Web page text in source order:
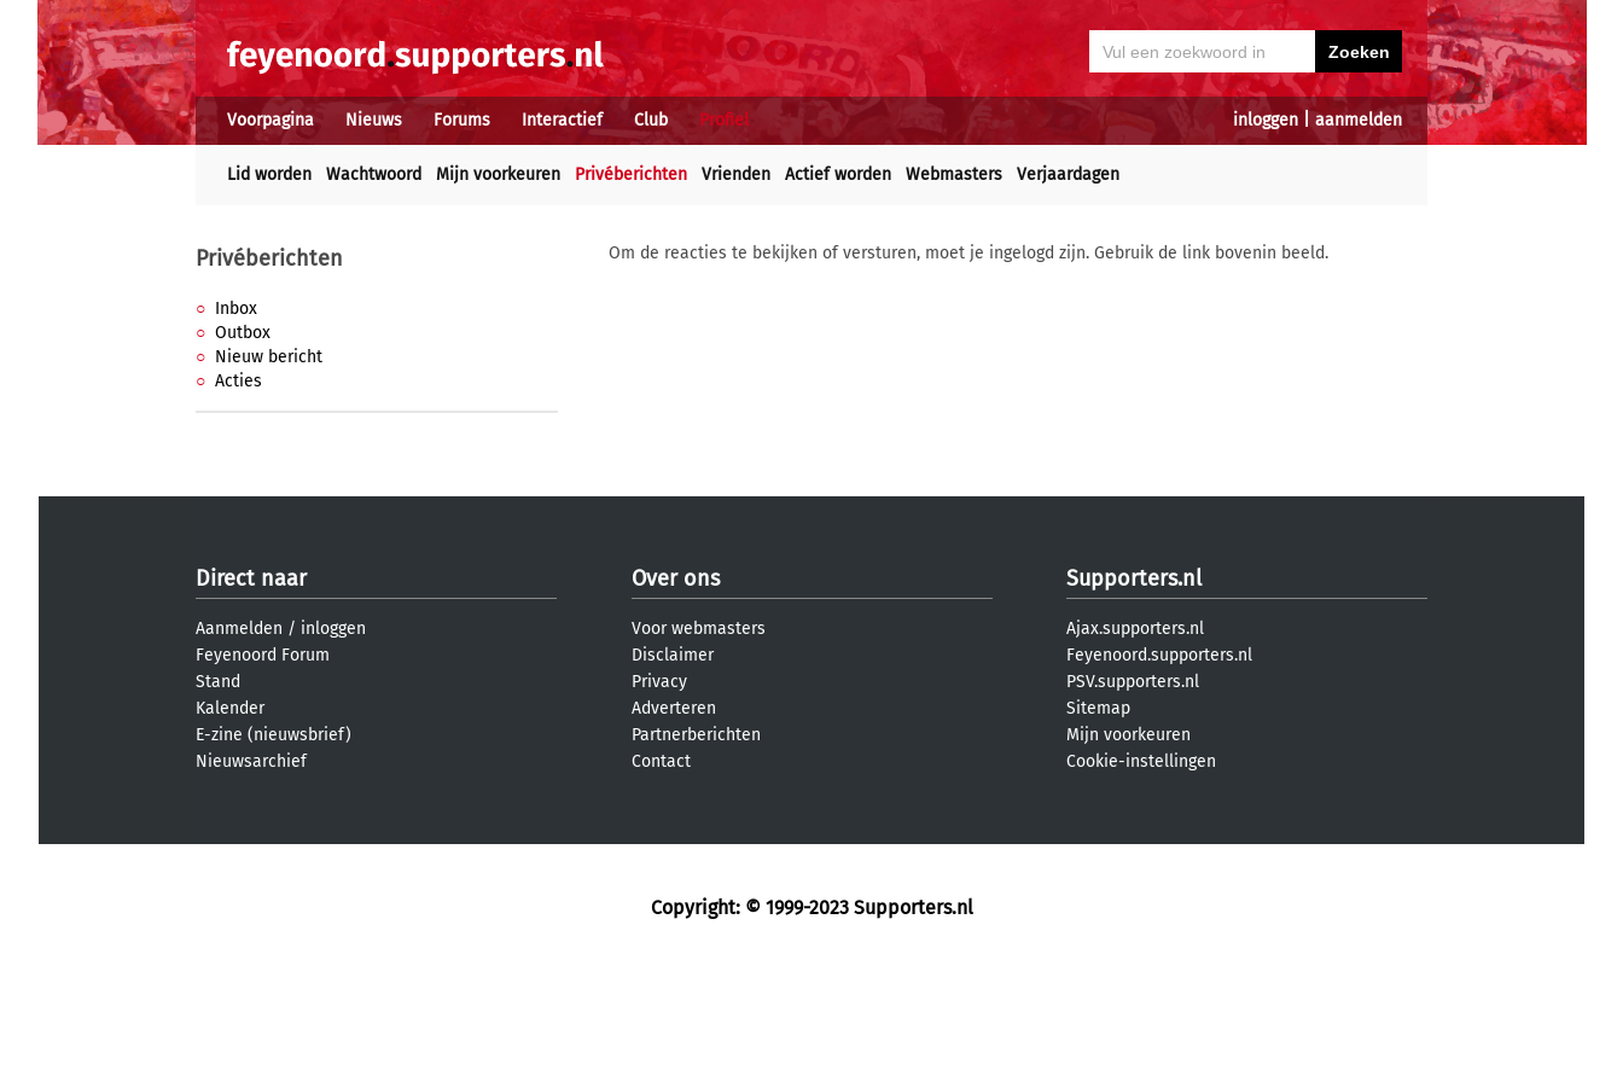
inloggen aanmelden
Voorpagina Nieuws Forums Interactief Club Profiel
Lid worden Wachtwoord Mijn voorkeuren Privéberichten Vrienden Actief worden Webmasters Verjaardagen
Privéberichten
Inbox
Outbox
Nieuw bericht
Acties
Om de reacties te bekijken of versturen, moet je ingelogd zijn. Gebruik de link bovenin beeld.
Direct naar
Aanmelden / inloggen
Feyenoord Forum
Stand
Kalender
E-zine (nieuwsbrief)
Nieuwsarchief
Over ons
Voor webmasters
Disclaimer
Privacy
Adverteren
Partnerberichten
Contact
Supporters.nl
Ajax.supporters.nl
Feyenoord.supporters.nl
PSV.supporters.nl
Sitemap
Mijn voorkeuren
Cookie-instellingen
Copyright: © 1999-2023 Supporters.nl